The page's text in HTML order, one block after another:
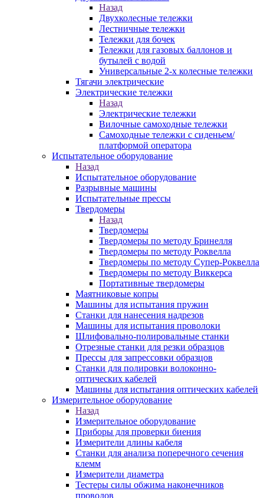
Назад
Двухколесные тележки
Лестничные тележки
Тележки для бочек
Тележки для газовых баллонов и
бутылей с водой
Универсальные 2-х колесные тележки
Тягачи электрические
Электрические тележки
Назад
Электрические тележки
Вилочные самоходные тележки
Самоходные тележки с сиденьем/
платформой оператора
Испытательное оборудование
Назад
Испытательное оборудование
Разрывные машины
Испытательные прессы
Твердомеры
Назад
Твердомеры
Твердомеры по методу Бринелля
Твердомеры по методу Роквелла
Твердомеры по методу Супер-Роквелла
Твердомеры по методу Виккерса
Портативные твердомеры
Маятниковые копры
Машины для испытания пружин
Станки для нанесения надрезов
Машины для испытания проволоки
Шлифовально-полировальные станки
Отрезные станки для резки образцов
Прессы для запрессовки образцов
Станки для полировки волоконно-
оптических кабелей
Машины для испытания оптических кабелей
Измерительное оборудование
Назад
Измерительное оборудование
Приборы для проверки биения
Измерители длины кабеля
Станки для анализа поперечного сечения
клемм
Измерители диаметра
Тестеры силы обжима наконечников
проводов